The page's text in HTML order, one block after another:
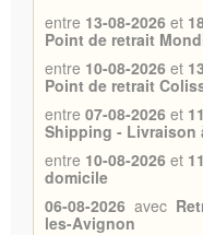
entre 13-08-2026 et
Point de retrait
entre 10-08-2026 et
Point de retrait
entre 07-08-2026 et
Shipping - Livraison
entre 10-08-2026 et
domicile
06-08-2026 avec
les-Avignon